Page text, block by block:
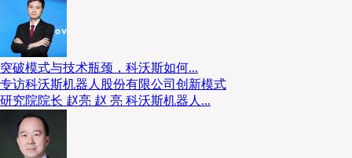
突破模式与技术瓶颈，科沃斯如何...
专访科沃斯机器人股份有限公司创新模式
研究院院长 赵亮 赵 亮 科沃斯机器人...